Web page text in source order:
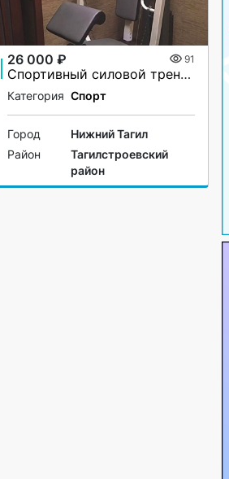
26 000 ₽ 91
Спортивный силовой тренажёр Weider 9150
Категория Спорт
Город
Нижний Тагил
Район
Тагилстроевский
район